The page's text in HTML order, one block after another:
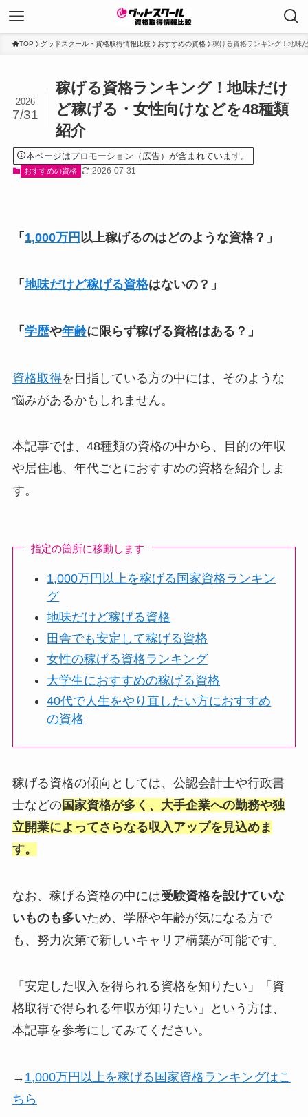
TOP グッドスクール・資格取得情報比較 おすすめの資格 稼げる資格ランキング！地味
稼げる資格ランキング！地味だけ
ど稼げる・女性向けなどを48種類
紹介
2026
7/31
本ページはプロモーション（広告）が含まれています。
おすすめの資格 2026-07-31
「 1,000万円 以上稼げるのはどのような資格？」
「地味だけど稼げる資格はないの？」
「 学歴や年齢に限らず稼げる資格はある？」
資格取得を目指している方の中には、そのような
悩みがあるかもしれません。
本記事では、48種類の資格の中から、目的の年収
や居住地、年代ごとにおすすめの資格を紹介しま
す。
指定の箇所に移動します
1,000万円以上を稼げる国家資格ランキン
グ
地味だけど稼げる資格
田舎でも安定して稼げる資格
女性の稼げる資格ランキング
大学生におすすめの稼げる資格
40代で人生をやり直したい方におすすめ
の資格
稼げる資格の傾向としては、公認会計士や行政書
士などの国家資格が多く、大手企業への勤務や独
立開業によってさらなる収入アップを見込めま
す。
なお、稼げる資格の中には受験資格を設けていな
いものも多いため、学歴や年齢が気になる方で
も、努力次第で新しいキャリア構築が可能です。
「安定した収入を得られる資格を知りたい」「資
格取得で得られる年収が知りたい」という方は、
本記事を参考にしてみてください。
→ 1,000万円以上を稼げる国家資格ランキングはこ
ちら